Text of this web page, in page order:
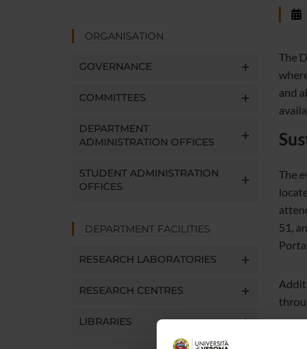
ORGANISATION
GOVERNANCE
COMMITTEES
DEPARTMENT
ADMINISTRATION OFFICES
STUDENT ADMINISTRATION
OFFICES
DEPARTMENT FACILITIES
RESEARCH LABORATORIES
RESEARCH CENTRES
LIBRARIES
The
and
The
51,